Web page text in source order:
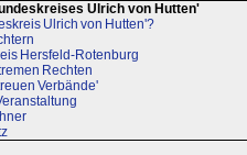
Ulrich von Hutten'
Ulrich von Hutten'?
Hersfeld-Rotenburg
Rechten
Verbände'